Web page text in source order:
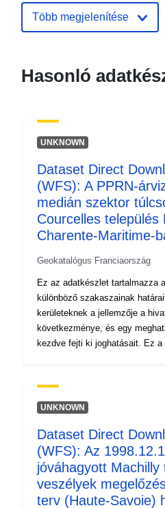
Típus:
Több megjelenítése
Hasonló
UNKNOWN
Dataset Direct
(WFS): A PPRN-
medián szektor
Courcelles település
Charente-Maritime-
Geokatalógus Franciaország
Ez az adatkészlet tartalmazza
különböző szakaszainak
kerületeknek a jellemzője a
következménye, és egy
kezdve fejti ki joghatásait. Ez
kockázati kitettség hatálya. Ez
egy segédeszköz (PM1 a PPRN-
amelyben a veszélyeket
UNKNOWN
Dataset Direct
(WFS): Az
jóváhagyott Machilly
veszélyek
terv (Haute-Savoie)